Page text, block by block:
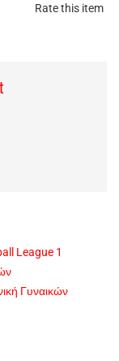
Rate this item
League 1
Γυναικών